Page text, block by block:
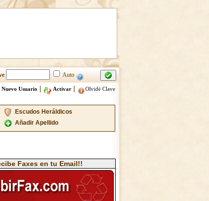
Auto
Nuevo Usuario | Activar| Olvidé Clave
Escudos Heráldicos
Añadir Apellido
Faxes en tu Email!!